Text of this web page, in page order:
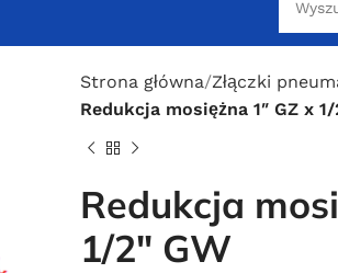
Strona główna Złączki
Redukcja mosiężna 1″ GZ x 1/
Redukcja
1/2″ GW